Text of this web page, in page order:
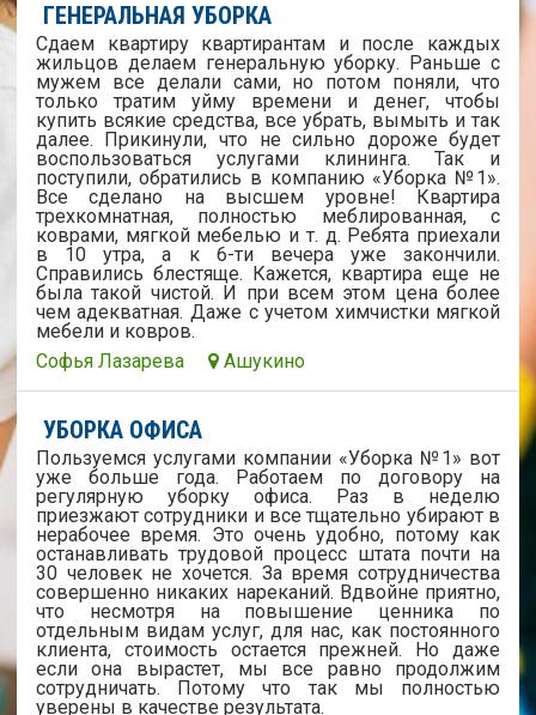
ГЕНЕРАЛЬНАЯ УБОРКА
Сдаем квартиру квартирантам и после каждых
жильцов делаем генеральную уборку. Раньше с
мужем все делали сами, но потом поняли, что
только тратим уйму времени и денег, чтобы
купить всякие средства, все убрать, вымыть и так
далее. Прикинули, что не сильно дороже будет
воспользоваться услугами клининга. Так и
поступили, обратились в компанию «Уборка №1».
Все сделано на высшем уровне! Квартира
трехкомнатная, полностью меблированная, с
коврами, мягкой мебелью и т. д. Ребята приехали
в 10 утра, а к 6-ти вечера уже закончили.
Справились блестяще. Кажется, квартира еще не
была такой чистой. И при всем этом цена более
чем адекватная. Даже с учетом химчистки мягкой
мебели и ковров.
Софья Лазарева
Ашукино
УБОРКА ОФИСА
Пользуемся услугами компании «Уборка №1» вот
уже больше года. Работаем по договору на
регулярную уборку офиса. Раз в неделю
приезжают сотрудники и все тщательно убирают в
нерабочее время. Это очень удобно, потому как
останавливать трудовой процесс штата почти на
30 человек не хочется. За время сотрудничества
совершенно никаких нареканий. Вдвойне приятно,
что несмотря на повышение ценника по
отдельным видам услуг, для нас, как постоянного
клиента, стоимость остается прежней. Но даже
если она вырастет, мы все равно продолжим
сотрудничать. Потому что так мы полностью
уверены в качестве результата.